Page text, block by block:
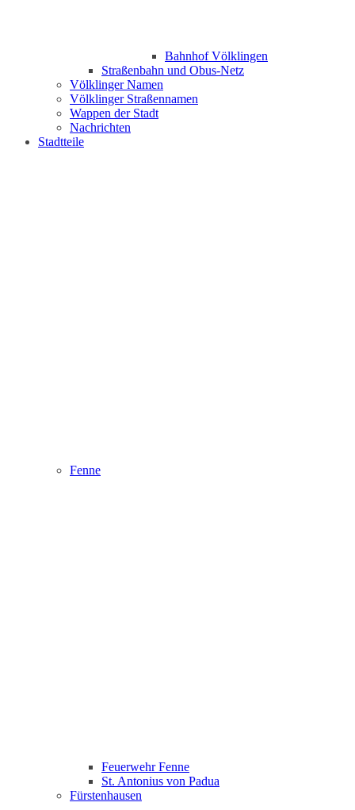
Bahnhof Völklingen
Straßenbahn und Obus-Netz
Völklinger Namen
Völklinger Straßennamen
Wappen der Stadt
Nachrichten
Stadtteile
Fenne
Feuerwehr Fenne
St. Antonius von Padua
Fürstenhausen